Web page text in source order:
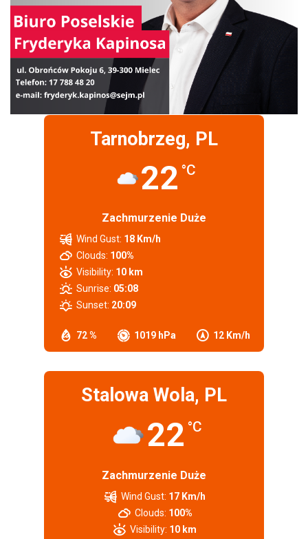
Tarnobrzeg, PL
22 °C
Zachmurzenie Duże
72 % 1019 hPa 12 Km/h
Wind Gust: 18 Km/h
Clouds: 100%
Visibility: 10 km
Sunrise: 05:08
Sunset: 20:09
Stalowa Wola, PL
22 °C
Zachmurzenie Duże
Wind Gust: 17 Km/h
Clouds: 100%
Visibility: 10 km